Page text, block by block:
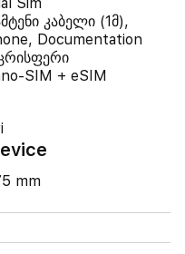
კაბელი (1მ),
Documentation
SIM + eSIM
mm